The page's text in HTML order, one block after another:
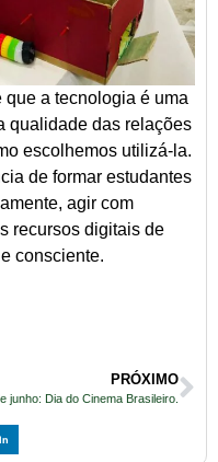
a tecnologia é uma
qualidade das relações
escolhemos utilizá-la.
de formar estudantes
agir com
recursos digitais de
consciente.
PRÓXIMO
junho: Dia do Cinema Brasileiro.